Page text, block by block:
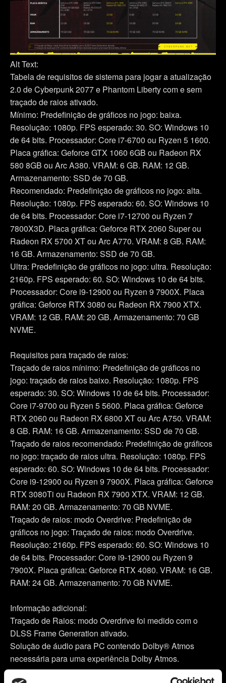
Alt Text:
Tabela de requisitos de sistema para jogar a atualização
2.0 de Cyberpunk 2077 e Phantom Liberty com e sem
traçado de raios ativado.
Mínimo: Predefinição de gráficos no jogo: baixa.
Resolução: 1080p. FPS esperado: 30. SO: Windows 10
de 64 bits. Processador: Core i7-6700 ou Ryzen 5 1600.
Placa gráfica: Geforce GTX 1060 6GB ou Radeon RX
580 8GB ou Arc A380. VRAM: 6 GB. RAM: 12 GB.
Armazenamento: SSD de 70 GB.
Recomendado: Predefinição de gráficos no jogo: alta.
Resolução: 1080p. FPS esperado: 60. SO: Windows 10
de 64 bits. Processador: Core i7-12700 ou Ryzen 7
7800X3D. Placa gráfica: Geforce RTX 2060 Super ou
Radeon RX 5700 XT ou Arc A770. VRAM: 8 GB. RAM:
16 GB. Armazenamento: SSD de 70 GB.
Ultra: Predefinição de gráficos no jogo: ultra. Resolução:
2160p. FPS esperado: 60. SO: Windows 10 de 64 bits.
Processador: Core i9-12900 ou Ryzen 9 7900X. Placa
gráfica: Geforce RTX 3080 ou Radeon RX 7900 XTX.
VRAM: 12 GB. RAM: 20 GB. Armazenamento: 70 GB
NVME.
Requisitos para traçado de raios:
Traçado de raios mínimo: Predefinição de gráficos no
jogo: traçado de raios baixo. Resolução: 1080p. FPS
esperado: 30. SO: Windows 10 de 64 bits. Processador:
Core i7-9700 ou Ryzen 5 5600. Placa gráfica: Geforce
RTX 2060 ou Radeon RX 6800 XT ou Arc A750. VRAM:
8 GB. RAM: 16 GB. Armazenamento: SSD de 70 GB.
Traçado de raios recomendado: Predefinição de gráficos
no jogo: traçado de raios ultra. Resolução: 1080p. FPS
esperado: 60. SO: Windows 10 de 64 bits. Processador:
Core i9-12900 ou Ryzen 9 7900X. Placa gráfica: Geforce
RTX 3080Ti ou Radeon RX 7900 XTX. VRAM: 12 GB.
RAM: 20 GB. Armazenamento: 70 GB NVME.
Traçado de raios: modo Overdrive: Predefinição de
gráficos no jogo: Traçado de raios: modo Overdrive.
Resolução: 2160p. FPS esperado: 60. SO: Windows 10
de 64 bits. Processador: Core i9-12900 ou Ryzen 9
7900X. Placa gráfica: Geforce RTX 4080. VRAM: 16 GB.
RAM: 24 GB. Armazenamento: 70 GB NVME.
Informação adicional:
Traçado de Raios: modo Overdrive foi medido com o
DLSS Frame Generation ativado.
Solução de áudio para PC contendo Dolby® Atmos
necessária para uma experiência Dolby Atmos.